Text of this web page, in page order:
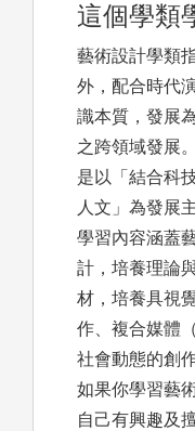
這個學類
藝術設計學類
外，配合時代
識本質，發展
之跨領域發展
是以「結合科
人文」為發展主
學習內容涵蓋
計，培養理論
材，培養具視
作、複合媒體
社會動態的創作
如果你學習藝
自己有興趣及